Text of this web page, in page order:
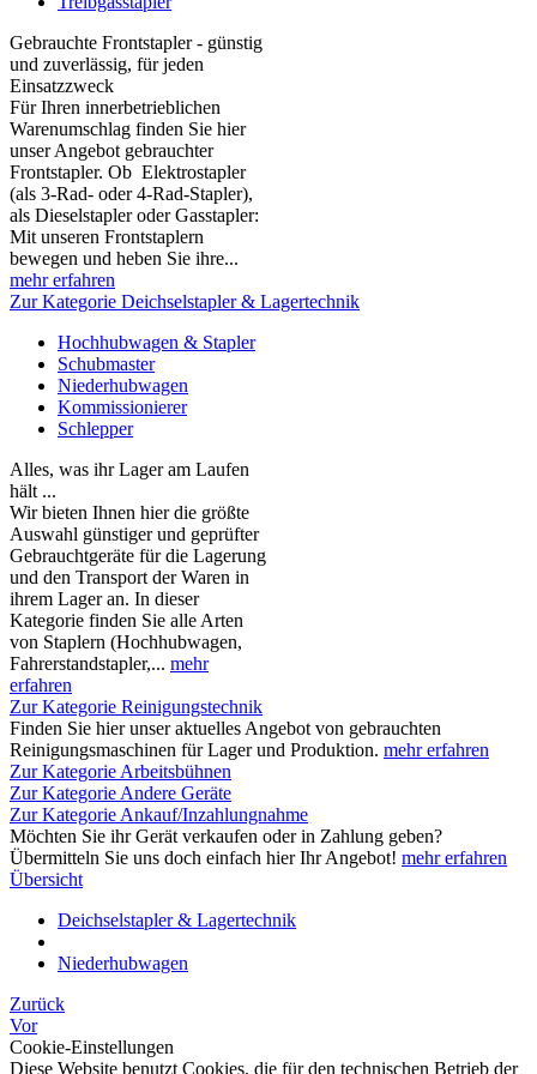
Gebrauchte Frontstapler - günstig
und zuverlässig, für jeden
Einsatzzweck
Für Ihren innerbetrieblichen
Warenumschlag finden Sie hier
unser Angebot gebrauchter
Frontstapler. Ob Elektrostapler
(als 3-Rad- oder 4-Rad-Stapler),
als Dieselstapler oder Gasstapler:
Mit unseren Frontstaplern
bewegen und heben Sie ihre...
mehr erfahren
Zur Kategorie Deichselstapler & Lagertechnik
Hochhubwagen & Stapler
Schubmaster
Niederhubwagen
Kommissionierer
Schlepper
Alles, was ihr Lager am Laufen
hält ...
Wir bieten Ihnen hier die größte
Auswahl günstiger und geprüfter
Gebrauchtgeräte für die Lagerung
und den Transport der Waren in
ihrem Lager an. In dieser
Kategorie finden Sie alle Arten
von Staplern (Hochhubwagen,
Fahrerstandstapler,... mehr
erfahren
Zur Kategorie Reinigungstechnik
Finden Sie hier unser aktuelles Angebot von gebrauchten
Reinigungsmaschinen für Lager und Produktion. mehr erfahren
Zur Kategorie Arbeitsbühnen
Zur Kategorie Andere Geräte
Zur Kategorie Ankauf/Inzahlungnahme
Möchten Sie ihr Gerät verkaufen oder in Zahlung geben?
Übermitteln Sie uns doch einfach hier Ihr Angebot! mehr erfahren
Übersicht
Deichselstapler & Lagertechnik
Niederhubwagen
Zurück
Vor
Cookie-Einstellungen
Diese Website benutzt Cookies, die für den technischen Betrieb der